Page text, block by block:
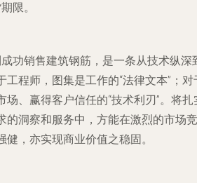
限。
功销售建筑钢筋，是一条从技术纵深
程师，图集是工作的“法律文本”；对
、赢得客户信任的“技术利刃”。将扎
的洞察和服务中，方能在激烈的市场竞
，亦实现商业价值之稳固。